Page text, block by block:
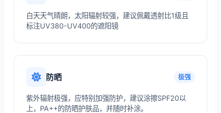
白天天气晴朗，太阳辐射较强，建议佩戴透射比1级且
标注UV380-UV400的遮阳镜
防晒 极强
紫外辐射极强，应特别加强防护，建议涂擦SPF20以
上，PA++的防晒护肤品，并随时补涂。